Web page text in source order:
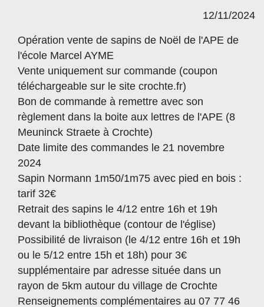
12/11/2024
Opération vente de sapins de Noël de l'APE de
l'école Marcel AYME
Vente uniquement sur commande (coupon
téléchargeable sur le site crochte.fr)
Bon de commande à remettre avec son
règlement dans la boite aux lettres de l'APE (8
Meuninck Straete à Crochte)
Date limite des commandes le 21 novembre
2024
Sapin Normann 1m50/1m75 avec pied en bois :
tarif 32€
Retrait des sapins le 4/12 entre 16h et 19h
devant la bibliothèque (contour de l'église)
Possibilité de livraison (le 4/12 entre 16h et 19h
ou le 5/12 entre 15h et 18h) pour 3€
supplémentaire par adresse située dans un
rayon de 5km autour du village de Crochte
Renseignements complémentaires au 07 77 46